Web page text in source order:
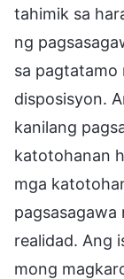
tahimik sa
ng
sa pagtatamo
disposisyon.
kanilang
katotohanan
mga
pagsasagawa
realidad. Ang
mong